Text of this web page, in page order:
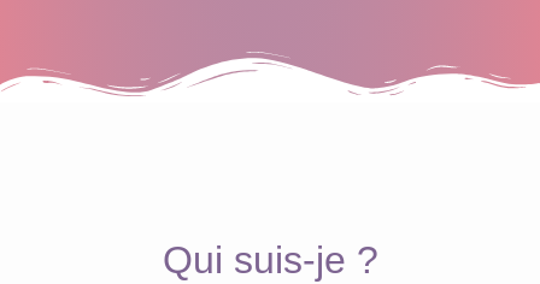
Qui suis-je ?